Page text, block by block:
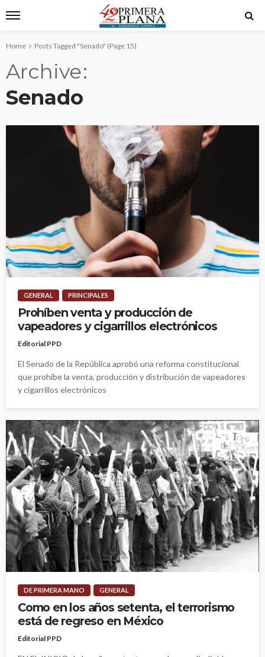
Home Posts Tagged "Senado" (Page 15)
Archive
Senado
GENERAL PRINCIPALES
Prohíben venta y producción de
vapeadores y cigarrillos electrónicos
Editorial PPD
El Senado de la República aprobó una reforma constitucional
que prohíbe la venta, producción y distribución de vapeadores
y cigarrillos electrónicos
DE PRIMERA MANO GENERAL
Como en los años setenta, el terrorismo
está de regreso en México
Editorial PPD